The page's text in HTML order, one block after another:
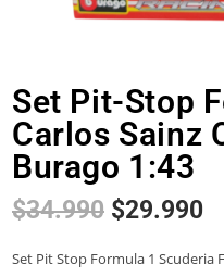
Set Pit-Stop
Carlos Sainz
Burago 1:43
$34.990 $29.990
Set Pit Stop Formula 1 Scuderia